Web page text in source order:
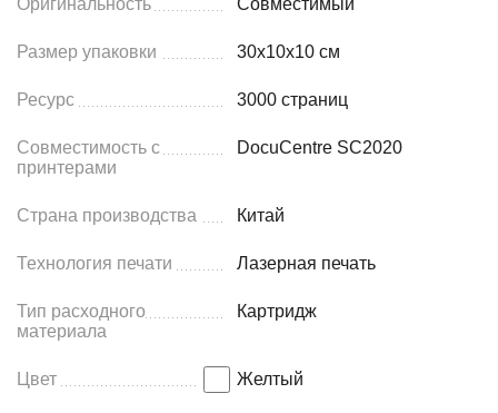
Оригинальность Совместимый
Размер упаковки 30x10x10 см
Ресурс 3000 страниц
Совместимость с
принтерами
DocuCentre SC2020
Страна производства Китай
Технология печати Лазерная печать
Тип расходного
материала
Картридж
Цвет Желтый